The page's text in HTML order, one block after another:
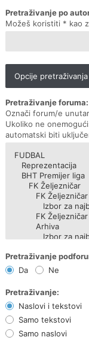
Pretraživanje po
Možeš koristiti * kao
Opcije pretraživanja
Pretraživanje foruma:
Označi forum/e
Ukoliko ne
automatski biti
Pretraživanje
Da
Ne
Pretraživanje:
Naslovi i tekstovi
Samo tekstovi
Samo naslovi